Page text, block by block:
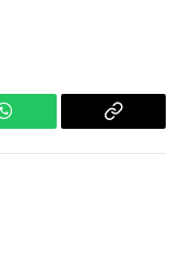
WhatsApp
Copy